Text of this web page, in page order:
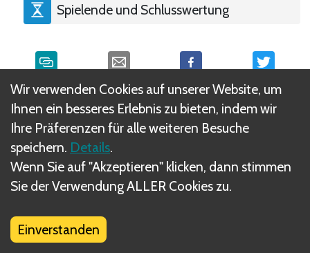
Spielende und Schlusswertung
Was sind DIZED Regeln?
Wir verwenden Cookies auf unserer Website, um
Ihnen ein besseres Erlebnis zu bieten, indem wir
Ihre Präferenzen für alle weiteren Besuche
speichern. Details.
Wenn Sie auf "Akzeptieren" klicken, dann stimmen
Sie der Verwendung ALLER Cookies zu.
Einverstanden